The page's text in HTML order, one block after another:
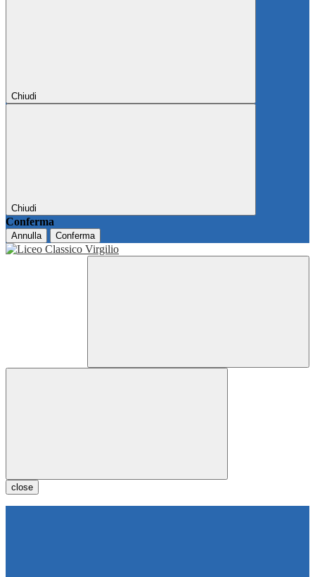
Chiudi
Chiudi
Conferma
Annulla Conferma
close